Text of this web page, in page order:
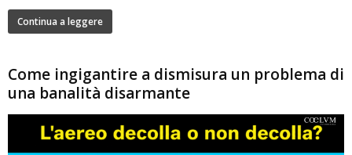
Continua a leggere
Come ingigantire a dismisura un problema di
una banalità disarmante